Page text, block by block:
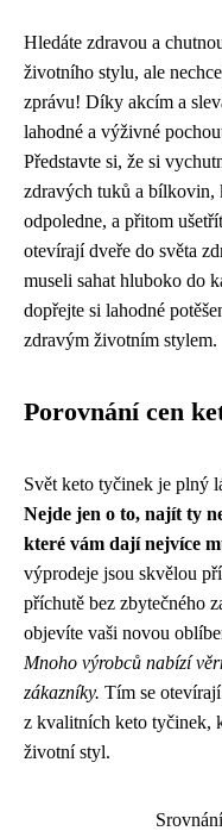
Hledáte zdravou a
životního stylu, ale
zprávu! Díky akcím a
lahodné a výživné
Představte si, že si
zdravých tuků a bílkovin,
odpoledne, a přitom
otevírají dveře do světa
museli sahat hluboko do
dopřejte si lahodné
zdravým životním stylem.
Porovnání cen
Svět keto tyčinek je plný
Nejde jen o to, najít ty
které vám dají nejvíce
výprodeje jsou skvělou
příchutě bez zbytečného
objevíte vaši novou
Mnoho výrobců nabízí
zákazníky. Tím se
z kvalitních keto tyčinek,
životní styl.